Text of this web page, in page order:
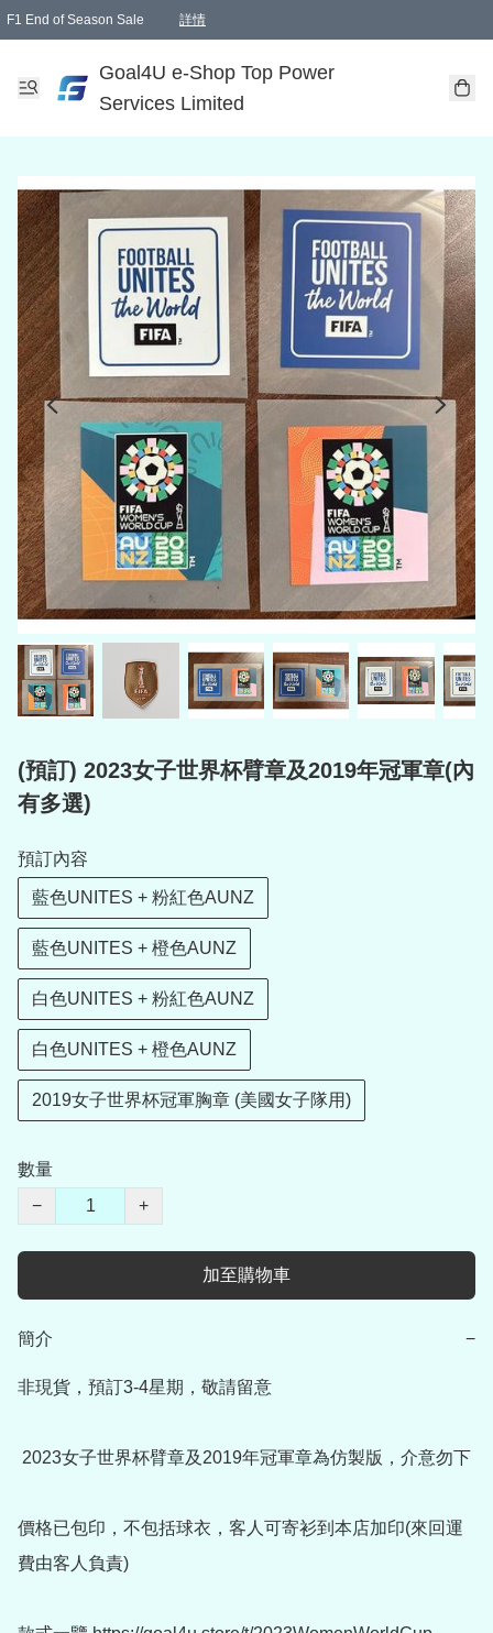
F1 End of Season Sale 詳情
Goal4U e-Shop Top Power
Services Limited
(預訂) 2023女子世界杯臂章及2019年冠軍章(內
有多選)
預訂內容
藍色UNITES + 粉紅色AUNZ
藍色UNITES + 橙色AUNZ
白色UNITES + 粉紅色AUNZ
白色UNITES + 橙色AUNZ
2019女子世界杯冠軍胸章 (美國女子隊用)
數量
−
+
加至購物車
簡介 −
非現貨，預訂3-4星期，敬請留意
價格已包印，不包括球衣，客人可寄衫到本店加印(來回運
費由客人負責)